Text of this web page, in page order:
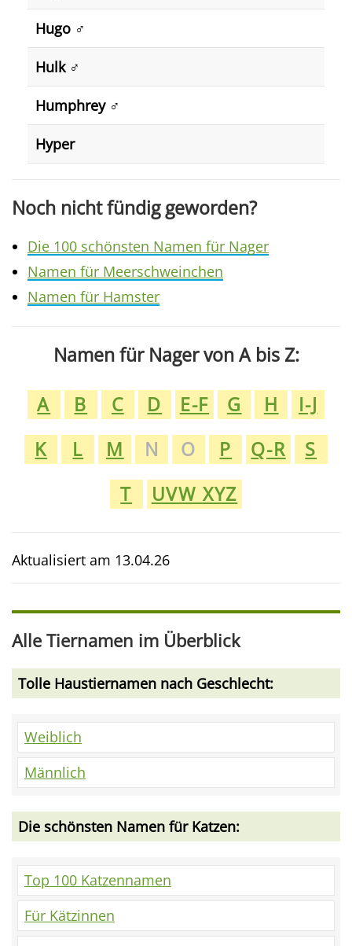
Hugo ♂️
Hulk ♂️
Humphrey ♂️
Hyper
Noch nicht fündig geworden?
Die 100 schönsten Namen für Nager
Namen für Meerschweinchen
Namen für Hamster
Namen für Nager von A bis Z:
A
B C D E-F G H
I-J
K
L M N O P Q-R
S
T
UVW XYZ
Aktualisiert am 13.04.26
Alle Tiernamen im Überblick
Tolle Haustiernamen nach Geschlecht:
Weiblich
Männlich
Die schönsten Namen für Katzen:
Top 100 Katzennamen
Für Kätzinnen